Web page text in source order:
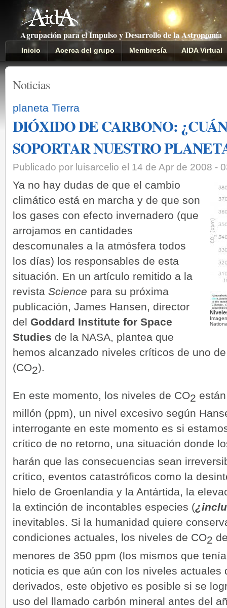
Agrupación para el Impulso y Desarrollo de la Astronomía
Inicio Acerca del grupo Membresía AIDA Virtual
Noticias
planeta Tierra
DIÓXIDO DE CARBONO:
SOPORTAR NUESTRO
Publicado por luisarcelio el 14 de Apr de 2008 -
­Ya no hay dudas de que el cambio
climático está en marcha y de que son
los gases con efecto invernadero (que
arrojamos en cantidades
descomunales a la atmósfera todos
los días) los responsables de esta
situación. En un artículo remitido a la
revista Science para su próxima
publicación, James Hansen, director
del Goddard Institute for Space
Studies de la NASA, plantea que
hemos alcanzado niveles críticos de uno
(CO2).
­En este momento, los niveles de CO2
millón (ppm), un nivel excesivo según
interrogante en este momento es si
crítico de no retorno, una situación donde
harán que las consecuencias sean
crítico, eventos catastróficos como la
hielo de Groenlandia y la Antártida, la
la extinción de incontables especies (
inevitables. Si la humanidad quiere
condiciones actuales, los niveles de CO2
menores de 350 ppm (los mismos que
noticia es que aún con los niveles actuales
derivados, este objetivo es posible si se
uso del llamado carbón mineral antes del